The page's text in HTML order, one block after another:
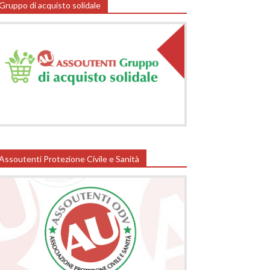
di acquisto solidale
Protezione Civile e Sanità